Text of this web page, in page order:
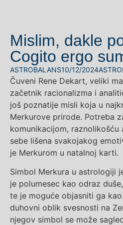
Mislim, dakle
Cogito ergo
ASTROBALANS10/12/2024
Čuveni Rene Dekart, veliki
začetnik racionalizma i
još poznatije misli koja u
Merkurove prirode. Potreba
komunikacijom,
sebe lišena svakojakog
je Merkurom u natalnoj karti.
Simbol Merkura u astrologiji
je polumesec kao odraz
te je moguće objasniti ga
duhovni oblik svesnosti na
njegov simbol se može